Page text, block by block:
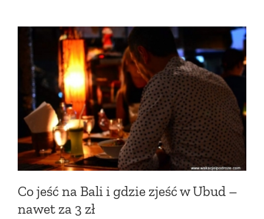
Co jeść na Bali i gdzie zjeść w Ubud –
nawet za 3 zł